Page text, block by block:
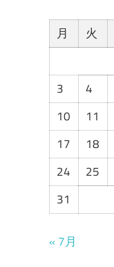
月
火
3
4
10
11
17
18
24
25
31
« 7月